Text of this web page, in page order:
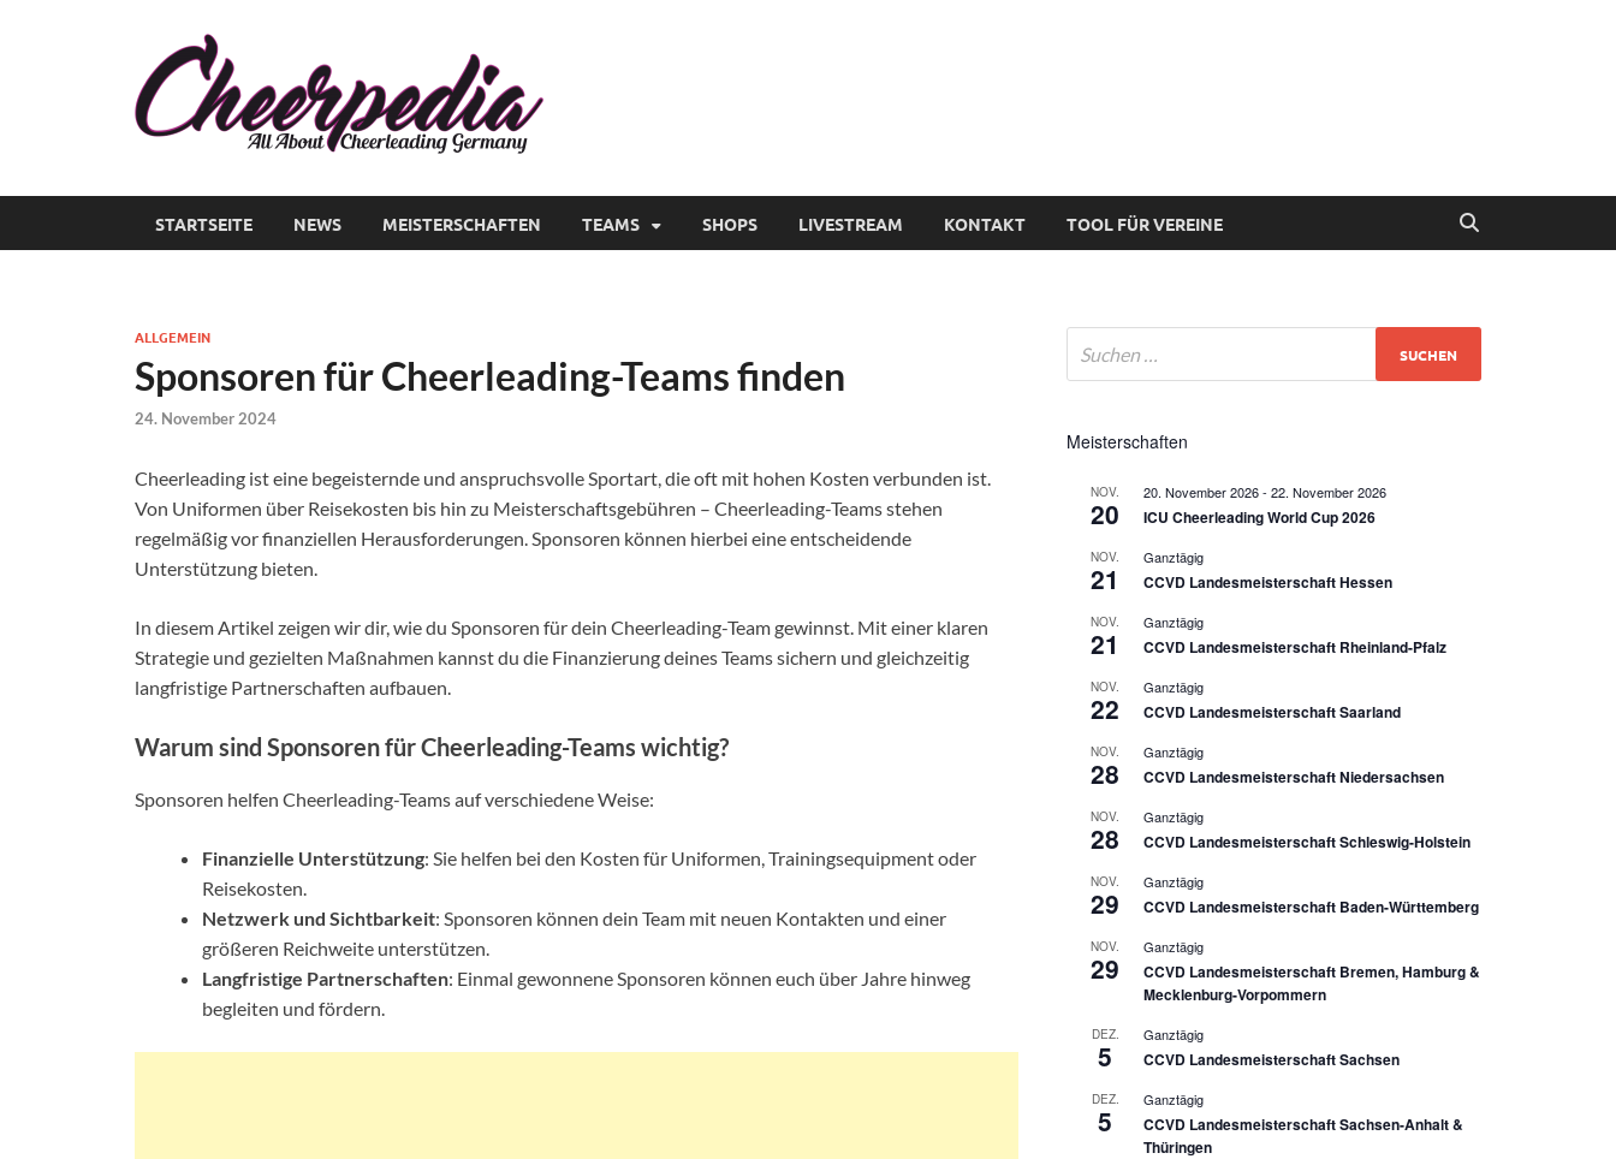
STARTSEITE NEWS MEISTERSCHAFTEN TEAMS SHOPS LIVESTREAM KONTAKT TOOL FÜR VEREINE
ALLGEMEIN
Sponsoren für Cheerleading-Teams finden
24. November 2024
Cheerleading ist eine begeisternde und anspruchsvolle Sportart, die oft mit hohen Kosten verbunden ist.
Von Uniformen über Reisekosten bis hin zu Meisterschaftsgebühren – Cheerleading-Teams stehen
regelmäßig vor finanziellen Herausforderungen. Sponsoren können hierbei eine entscheidende
Unterstützung bieten.
In diesem Artikel zeigen wir dir, wie du Sponsoren für dein Cheerleading-Team gewinnst. Mit einer klaren
Strategie und gezielten Maßnahmen kannst du die Finanzierung deines Teams sichern und gleichzeitig
langfristige Partnerschaften aufbauen.
Warum sind Sponsoren für Cheerleading-Teams wichtig?
Sponsoren helfen Cheerleading-Teams auf verschiedene Weise:
Finanzielle Unterstützung: Sie helfen bei den Kosten für Uniformen, Trainingsequipment oder
Reisekosten.
Netzwerk und Sichtbarkeit: Sponsoren können dein Team mit neuen Kontakten und einer
größeren Reichweite unterstützen.
Langfristige Partnerschaften: Einmal gewonnene Sponsoren können euch über Jahre hinweg
begleiten und fördern.
Meisterschaften
NOV.
20
20. November 2026-22. November 2026
ICU Cheerleading World Cup 2026
NOV.
21
Ganztägig
CCVD Landesmeisterschaft Hessen
NOV.
21
Ganztägig
CCVD Landesmeisterschaft Rheinland-Pfalz
NOV.
22
Ganztägig
CCVD Landesmeisterschaft Saarland
NOV.
28
Ganztägig
CCVD Landesmeisterschaft Niedersachsen
NOV.
28
Ganztägig
CCVD Landesmeisterschaft Schleswig-Holstein
NOV.
29
Ganztägig
CCVD Landesmeisterschaft Baden-Württemberg
NOV.
29
Ganztägig
CCVD Landesmeisterschaft Bremen, Hamburg &
Mecklenburg-Vorpommern
DEZ.
5
Ganztägig
CCVD Landesmeisterschaft Sachsen
DEZ.
5
Ganztägig
CCVD Landesmeisterschaft Sachsen-Anhalt &
Thüringen